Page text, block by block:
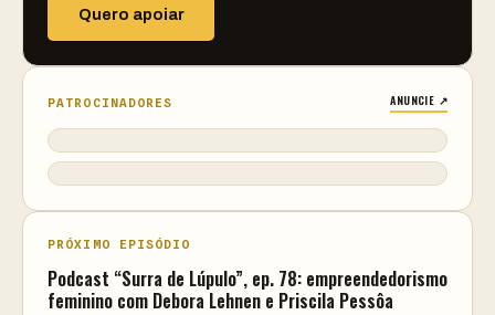
Quero apoiar
PATROCINADORES ANUNCIE ↗
PRÓXIMO EPISÓDIO
Podcast “Surra de Lúpulo”, ep. 78: empreendedorismo
feminino com Debora Lehnen e Priscila Pessôa